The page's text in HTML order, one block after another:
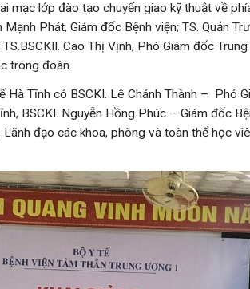
mạc lớp đào tạo chuyển giao kỹ thuật về
Mạnh Phát, Giám đốc Bệnh viện; TS. Quản
Cao Thị Vịnh, Phó Giám đốc
trong đoàn.
Hà Tĩnh có BSCKI. Lê Chánh Thành – Phó
BSCKI. Nguyễn Hồng Phúc – Giám đốc
Lãnh đạo các khoa, phòng và toàn thể học